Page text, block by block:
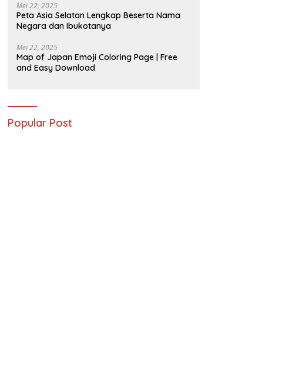
Mei 22, 2025
Peta Asia Selatan Lengkap Beserta Nama
Negara dan Ibukotanya
Mei 22, 2025
Map of Japan Emoji Coloring Page | Free
and Easy Download
Popular Post